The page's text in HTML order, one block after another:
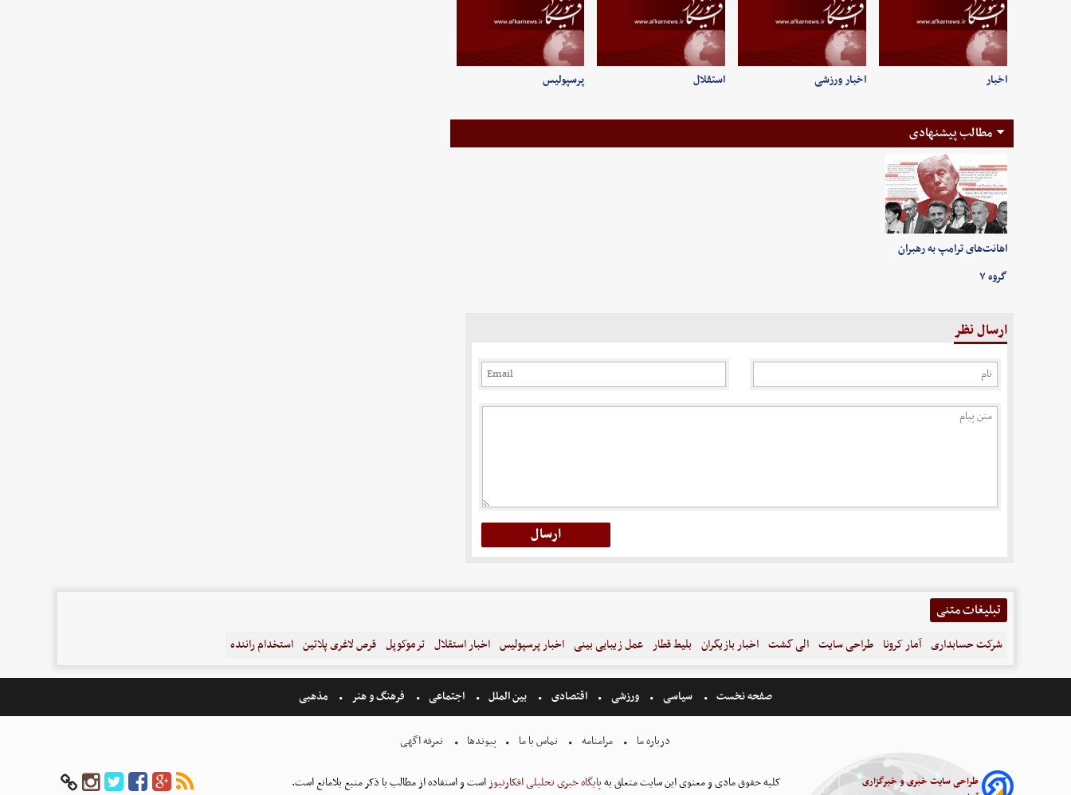
اخبار اخبار ورزشی استقلال پرسپولیس
مطالب پیشنهادی
اهانت‌های ترامپ به رهبران
گروه ۷
ارسال نظر
تبلیغات متنی
شرکت حسابداری آمار کرونا طراحی سایت الی گشت اخبار بازیگران بلیط قطار عمل زیبایی بینی اخبار پرسپولیس اخبار استقلال ترموکوپل قرص لاغری پلاتین استخدام راننده
صفحه نخست سیاسی ورزشی اقتصادی بین الملل اجتماعی فرهنگ و هنر مذهبی
درباره ما مرامنامه تماس با ما پیوندها تعرفه اگهی
طراحی سایت خبری و خبرگزاری
کلیه حقوق مادی و معنوی این سایت متعلق بهپایگاه خبری تحلیلی افکارنیوزاست و استفاده از مطالب با ذکر منبع بلامانع است.